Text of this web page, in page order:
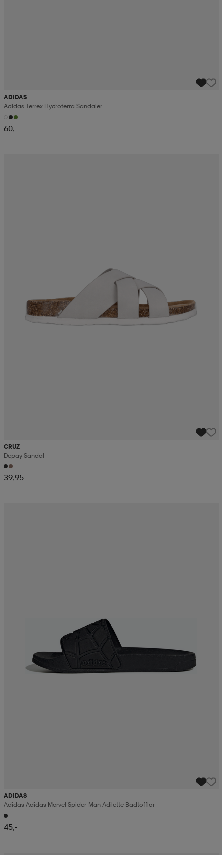
ADIDAS
Adidas Terrex Hydroterra Sandaler
60,-
CRUZ
Depay Sandal
39,95
ADIDAS
Adidas Adidas Marvel Spider-Man Adilette Badtofflor
45,-